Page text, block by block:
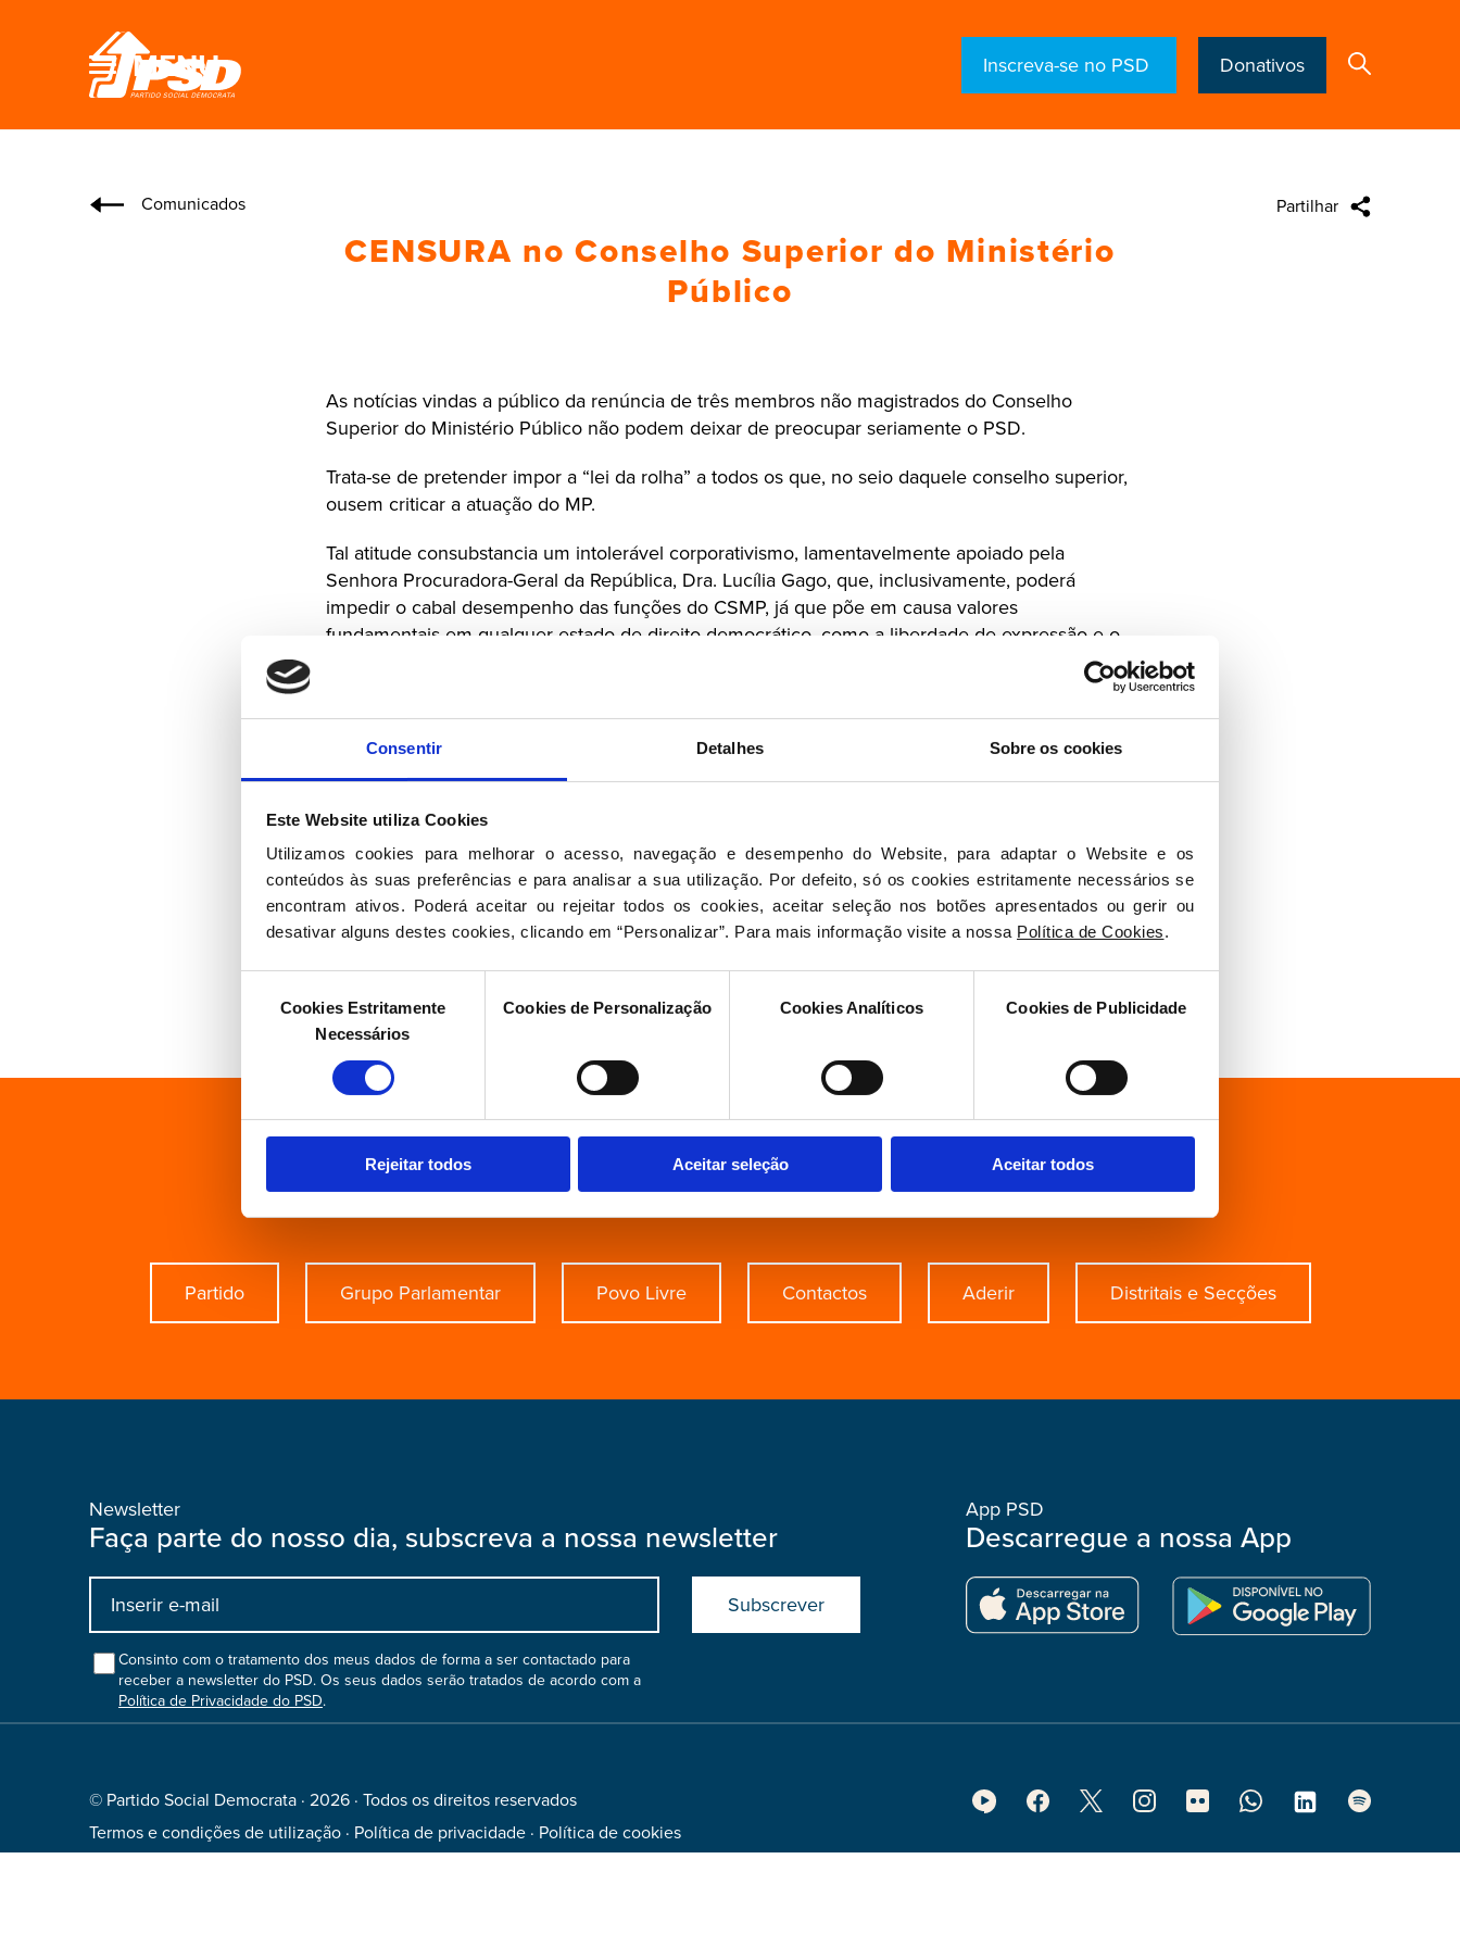
Consentir Detalhes Sobre os cookies
Este Website utiliza Cookies
Utilizamos cookies para melhorar o acesso, navegação e desempenho do Website, para adaptar o Website e os
conteúdos às suas preferências e para analisar a sua utilização. Por defeito, só os cookies estritamente necessários se
encontram ativos. Poderá aceitar ou rejeitar todos os cookies, aceitar seleção nos botões apresentados ou gerir ou
desativar alguns destes cookies, clicando em “Personalizar”. Para mais informação visite a nossa Política de Cookies.
consentimento
Cookies Estritamente
Necessários
Cookies de Personalização Cookies Analíticos Cookies de Publicidade
Rejeitar todos Aceitar seleção Aceitar todos
MENU Inscreva-se no PSD Donativos
Comunicados Partilhar
CENSURA no Conselho Superior do Ministério
Público
As notícias vindas a público da renúncia de três membros não magistrados do Conselho
Superior do Ministério Público não podem deixar de preocupar seriamente o PSD.
Trata-se de pretender impor a “lei da rolha” a todos os que, no seio daquele conselho superior,
ousem criticar a atuação do MP.
Tal atitude consubstancia um intolerável corporativismo, lamentavelmente apoiado pela
Senhora Procuradora-Geral da República, Dra. Lucília Gago, que, inclusivamente, poderá
impedir o cabal desempenho das funções do CSMP, já que põe em causa valores
fundamentais em qualquer estado de direito democrático, como a liberdade de expressão e o
e qualquer crítica no âmbito do CSMP e solidariza-se com os membros que renunciaram, todos
bem a necessidade de os Conselhos Superiores das Magistraturas integrarem uma maioria de
não magistrados, como, de resto, o PSD tem insistentemente defendido.
A Comissão Política Permanente do PSD
Lisboa, 11 de setembro de 2021
Está à procura de algo específico?
Partido Grupo Parlamentar Povo Livre Contactos Aderir Distritais e Secções
Newsletter
Faça parte do nosso dia, subscreva a nossa newsletter
Input
bootstrap
colConsinto com o tratamento dos meus dados de forma a ser contactado para
receber a newsletter do PSD. Os seus dados serão tratados de acordo com a
Política de Privacidade do PSD.
Submit
boostrap
App PSD
Descarregue a nossa App
© Partido Social Democrata · 2026 · Todos os direitos reservados
Termos e condições de utilização · Política de privacidade · Política de cookies